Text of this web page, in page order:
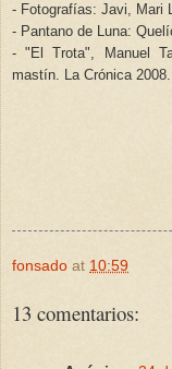
- Fotografías: Javi, Mari
- Pantano de Luna:
- "El Trota", Manuel
mastín. La Crónica 2008.
fonsado at 10:59
13 comentarios: